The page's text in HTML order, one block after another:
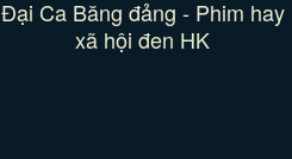
Đại Ca Băng đảng - Phim hay
xã hội đen HK